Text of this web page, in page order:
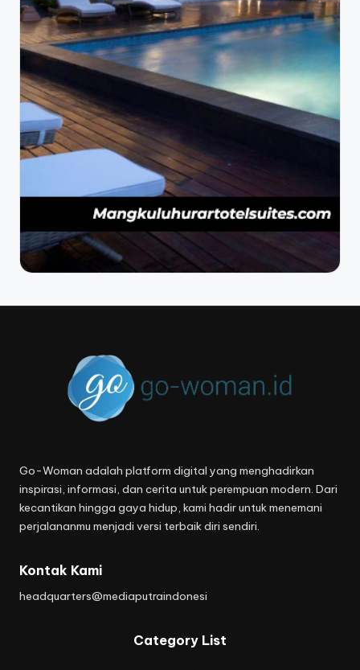
Go-Woman adalah platform digital yang menghadirkan
inspirasi, informasi, dan cerita untuk perempuan modern. Dari
kecantikan hingga gaya hidup, kami hadir untuk menemani
perjalananmu menjadi versi terbaik diri sendiri.
Kontak Kami
headquarters@mediaputraindonesi
Category List